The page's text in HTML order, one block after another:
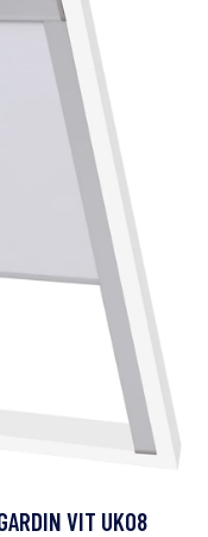
VIT UK08